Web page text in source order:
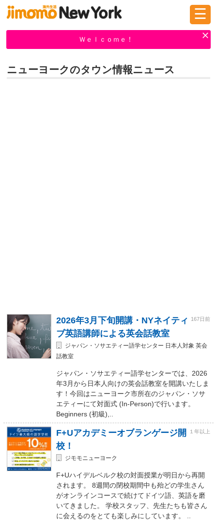
☰
Ｗｅｌｃｏｍｅ！
ニューヨークのタウン情報ニュース
2026年3月下旬開講・NYネイティ
ブ英語講師による英会話教室
167日前
ジャパン・ソサエティー語学センター 日本人対象 英会
話教室
ジャパン・ソサエティー語学センターでは、2026
年3月から日本人向けの英会話教室を開講いたしま
す！今回はニューヨーク市所在のジャパン・ソサ
エティーにて対面式 (In-Person)で行います。
Beginners (初級),..
F+Uアカデミーオブランゲージ開
校！
１年以上
ジモモニューヨーク
F+Uハイデルベルク校の対面授業が明日から再開
されます。 8週間の閉校期間中も殆どの学生さん
がオンラインコースで続けてドイツ語、英語を磨
いてきました。 学校スタッフ、先生たちも皆さん
に会えるのをとても楽しみにしています。 ..